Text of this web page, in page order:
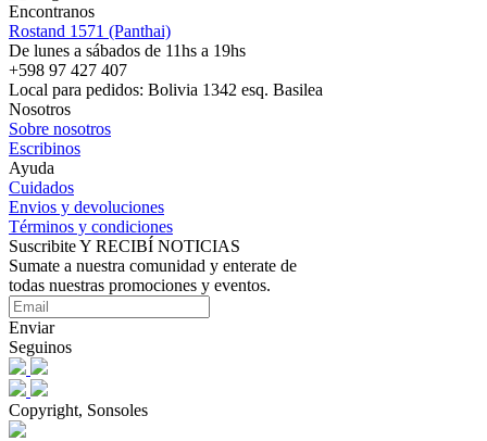
Encontranos
Rostand 1571 (Panthai)
De lunes a sábados de 11hs a 19hs
+598 97 427 407
Local para pedidos: Bolivia 1342 esq. Basilea
Nosotros
Sobre nosotros
Escribinos
Ayuda
Cuidados
Envios y devoluciones
Términos y condiciones
Suscribite Y RECIBÍ NOTICIAS
Sumate a nuestra comunidad y enterate de
todas nuestras promociones y eventos.
Enviar
Seguinos
Copyright, Sonsoles